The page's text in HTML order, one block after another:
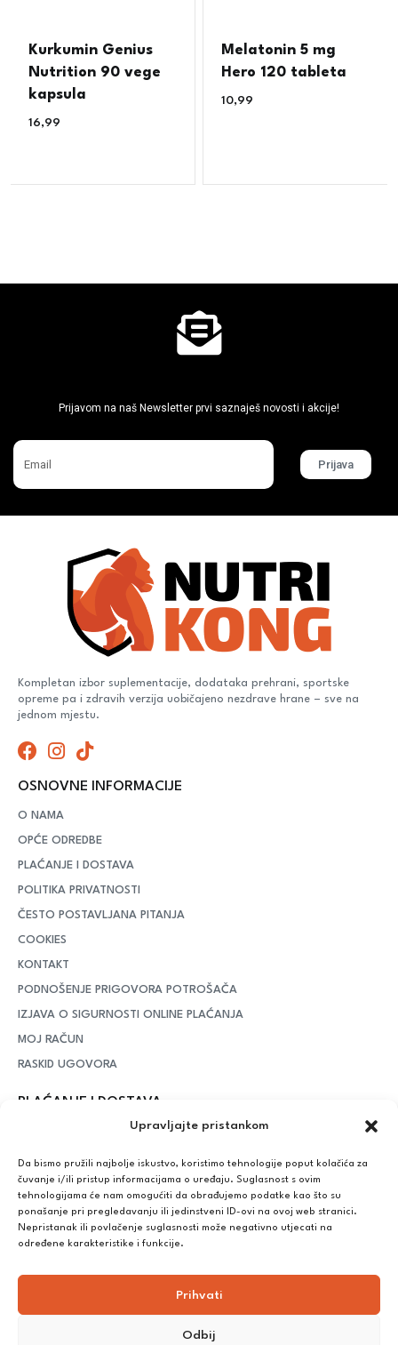
Upravljajte pristankom
Da bismo pružili najbolje iskustvo, koristimo tehnologije poput kolačića za
čuvanje i/ili pristup informacijama o uređaju. Suglasnost s ovim
tehnologijama će nam omogućiti da obrađujemo podatke kao što su
ponašanje pri pregledavanju ili jedinstveni ID-ovi na ovoj web stranici.
Nepristanak ili povlačenje suglasnosti može negativno utjecati na
određene karakteristike i funkcije.
Prihvati
Odbij
Kurkumin Genius
Nutrition 90 vege
kapsula
16,99
Melatonin 5 mg
Hero 120 tableta
10,99
Prijavom na naš Newsletter prvi saznaješ novosti i akcije!
Prijava
Kompletan izbor suplementacije, dodataka prehrani, sportske
opreme pa i zdravih verzija uobičajeno nezdrave hrane – sve na
jednom mjestu.
OSNOVNE INFORMACIJE
O NAMA
OPĆE ODREDBE
PLAĆANJE I DOSTAVA
POLITIKA PRIVATNOSTI
ČESTO POSTAVLJANA PITANJA
COOKIES
KONTAKT
PODNOŠENJE PRIGOVORA POTROŠAČA
IZJAVA O SIGURNOSTI ONLINE PLAĆANJA
MOJ RAČUN
RASKID UGOVORA
PLAĆANJE I DOSTAVA
– iznad potrošenih 55 eura dostava je
Plaćanje:
Bankovna transakcija, plaćanje prilikom preuzimanja, CorvusPay